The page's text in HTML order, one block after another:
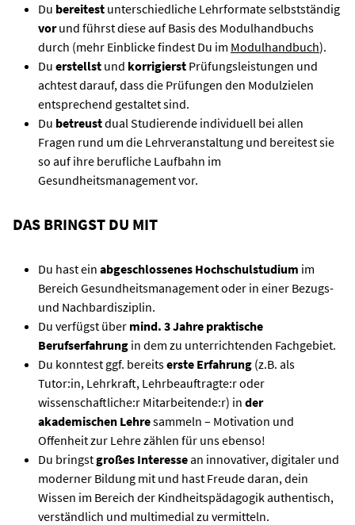
Du bereitest unterschiedliche Lehrformate selbstständig
vorund führst diese auf Basis des Modulhandbuchs
durch (mehr Einblicke findest Du im Modulhandbuch).
Du erstellst und korrigierst Prüfungsleistungen und
achtest darauf, dass die Prüfungen den Modulzielen
entsprechend gestaltet sind.
Du betreustdual Studierende individuell bei allen
Fragen rund um die Lehrveranstaltung und bereitest sie
so auf ihre berufliche Laufbahn im
Gesundheitsmanagement vor.
DAS BRINGST DU MIT
Du hast ein abgeschlossenes Hochschulstudium im
Bereich Gesundheitsmanagement oder in einer Bezugs-
und Nachbardisziplin.
Du verfügst über mind. 3 Jahre praktische
Berufserfahrung in dem zu unterrichtenden Fachgebiet.
Du konntest ggf. bereitserste Erfahrung (z.B. als
Tutor:in, Lehrkraft, Lehrbeauftragte:r oder
wissenschaftliche:r Mitarbeitende:r) in der
akademischen Lehresammeln – Motivation und
Offenheit zur Lehre zählen für uns ebenso!
Du bringstgroßes Interessean innovativer, digitaler und
moderner Bildung mit und hast Freude daran, dein
Wissen im Bereich der Kindheitspädagogik authentisch,
verständlich und multimedial zu vermitteln.